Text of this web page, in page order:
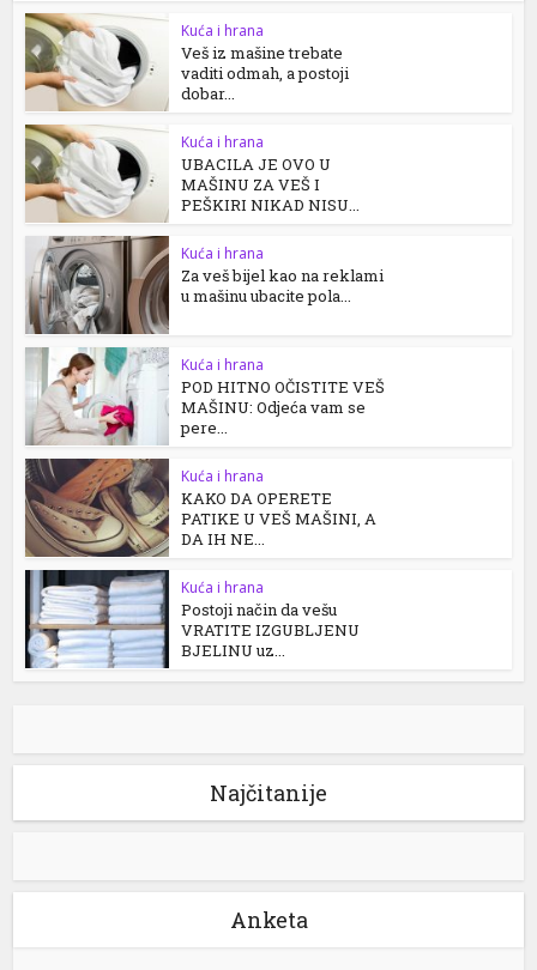
Kuća i hrana
Veš iz mašine trebate
vaditi odmah, a postoji
dobar...
Kuća i hrana
UBACILA JE OVO U
MAŠINU ZA VEŠ I
PEŠKIRI NIKAD NISU...
Kuća i hrana
Za veš bijel kao na reklami
u mašinu ubacite pola...
Kuća i hrana
POD HITNO OČISTITE VEŠ
MAŠINU: Odjeća vam se
pere...
Kuća i hrana
KAKO DA OPERETE
PATIKE U VEŠ MAŠINI, A
DA IH NE...
Kuća i hrana
Postoji način da vešu
VRATITE IZGUBLJENU
BJELINU uz...
Najčitanije
Anketa